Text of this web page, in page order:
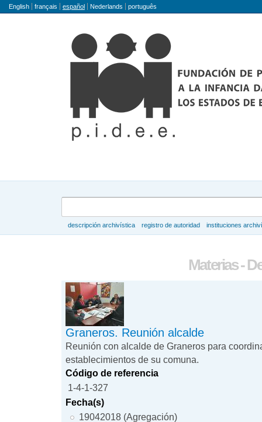
Idioma
English français español Nederlands português
descripción archivística registro de autoridad instituciones
Materias -
Graneros. Reunión alcalde
Reunión con alcalde de Graneros para
establecimientos de su comuna.
Código de referencia
1-4-1-327
Fecha(s)
19042018 (Agregación)